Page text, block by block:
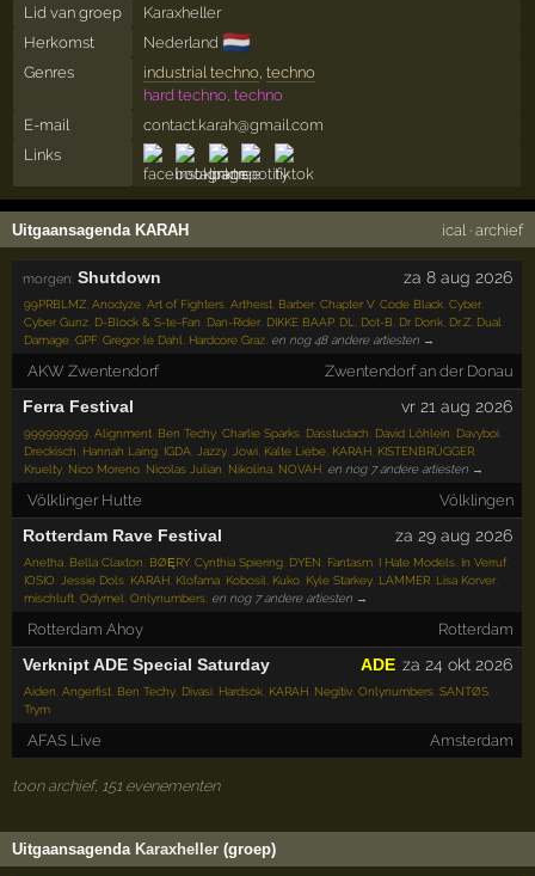
Lid van groep
Karaxheller
Herkomst
Nederland 🇳🇱
Genres industrial techno, techno
hard techno, techno
E-mail
contact.karah@gmail.com
Links
Uitgaansagenda KARAH ical · archief
morgen: Shutdown za 8 aug 2026
99PRBLMZ ,Anodyze ,Art of Fighters ,Artheist Barber ,Chapter V,Code Black ,Cyber
Cyber Gunz D-Block & S-te-Fan Dan-Rider DIKKE BAAP, DL Dot-B Dr Donk Dr.Z Dual
Damage ,GPF,Gregor le Dahl Hardcore Graz en nog 48 andere artiesten →
AKW Zwentendorf Zwentendorf an der Donau
Ferra Festival vr 21 aug 2026
999999999 ,Alignment Ben Techy ,Charlie Sparks Dasstudach David Löhlein Davyboi
Dreckisch Hannah Laing IGDA Jazzy Jowi Kalte Liebe KARAH KISTENBRÜGGER
Kruelty Nico Moreno Nicolas Julian Nikolina NOVAH en nog 7 andere artiesten →
Völklinger Hutte Völklingen
Rotterdam Rave Festival za 29 aug 2026
Anetha Bella Claxton BØĘRY,Cynthia Spiering DYEN Fantasm I Hate Models In Verruf
IOSIO
Jessie Dols KARAH Klofama Kobosil Kuko Kyle Starkey LAMMER Lisa Korver
mischluft ,Odymel ,Onlynumbers en nog 7 andere artiesten →
Rotterdam Ahoy Rotterdam
Verknipt ADE Special Saturday za 24 okt 2026
ADE
Aiden ,Angerfist Ben Techy Divasi Hardsok KARAH Negitiv ,Onlynumbers ,SANTØS
Trym
AFAS Live Amsterdam
toon archief, 151 evenementen
Uitgaansagenda Karaxheller (groep)